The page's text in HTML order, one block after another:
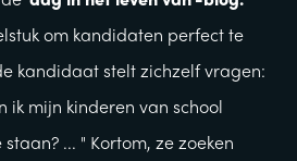
om kandidaten perfect te
kandidaat stelt zichzelf vragen:
ik mijn kinderen van school
... " Kortom, ze zoeken